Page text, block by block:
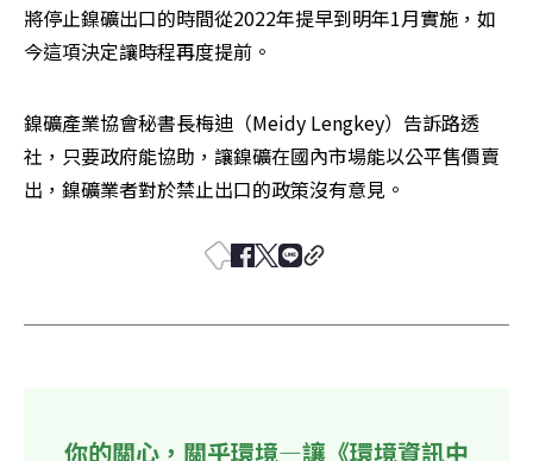
將停止鎳礦出口的時間從2022年提早到明年1月實施，如
今這項決定讓時程再度提前。
鎳礦產業協會秘書長梅迪（Meidy Lengkey）告訴路透
社，只要政府能協助，讓鎳礦在國內市場能以公平售價賣
出，鎳礦業者對於禁止出口的政策沒有意見。
你的關心，關乎環境—讓《環境資訊中